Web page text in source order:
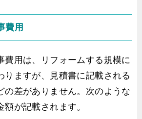
費用
費用は、リフォームする規模に
りますが、見積書に記載される
の差がありません。次のような
が記載されます。